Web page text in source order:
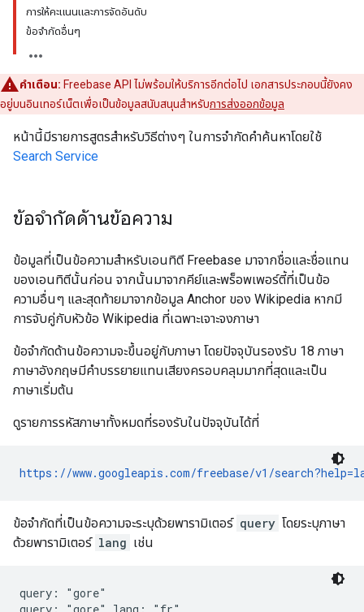
การให้คะแนนและการจัดอันดับ
ข้อจำกัดอื่นๆ
คำเตือน: Freebase API ไม่พร้อมให้บริการอีกต่อไป เอกสารประกอบนี้ยังคง
อยู่บนอินเทอร์เน็ตเพื่อเป็นข้อมูลสนับสนุนสำหรับการส่งออกข้อมูล
หน้านี้มีรายการสูตรสำหรับวิธีต่างๆ ในการจำกัดคำค้นหาโดยใช้
Search Service
ข้อจำกัดด้านข้อความ
ข้อมูลที่เป็นข้อความสำหรับเอนทิตี Freebase มาจากชื่อและชื่อแทน
ของเอนทิตีนั้นก่อน จากนั้นมาจากคีย์และพร็อพเพอร์ตี้ที่เป็นข้อ
ความอื่นๆ และสุดท้ายมาจากข้อมูล Anchor ของ Wikipedia หากมี
การจับคู่กับหัวข้อ Wikipedia ที่เฉพาะเจาะจงภาษา
ข้อจำกัดด้านข้อความจะขึ้นอยู่กับภาษา โดยปัจจุบันรองรับ 18 ภาษา
ภาษาอังกฤษมีคำบรรยายแทนเสียงครอบคลุมมากที่สุดและเป็น
ภาษาเริ่มต้น
ดูรายการรหัสภาษาทั้งหมดที่รองรับในปัจจุบันได้ที่
https://www.googleapis.com/freebase/v1/
ข้อจํากัดที่เป็นข้อความจะระบุด้วยพารามิเตอร์ query โดยระบุภาษา
ด้วยพารามิเตอร์ lang เช่น
query: "gore"